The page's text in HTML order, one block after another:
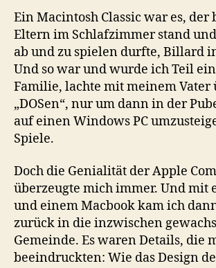
Ein Macintosh Classic war es, der
Eltern im Schlafzimmer stand
ab und zu spielen durfte, Billard
Und so war und wurde ich Teil
Familie, lachte mit meinem Vater
„DOSen“, nur um dann in der
auf einen Windows PC
Spiele.
Doch die Genialität der Apple
überzeugte mich immer. Und mit
und einem Macbook kam ich
zurück in die inzwischen
Gemeinde. Es waren Details, die
beeindruckten: Wie das Design